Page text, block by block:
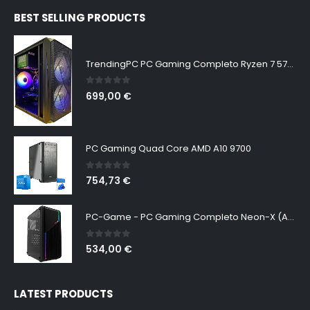
BEST SELLING PRODUCTS
TrendingPC PC Gaming Completo Ryzen 7 5700G Pro 8X 3,80Ghz • AMD Radeon Vega 8 Graphics • Windows 11 • WiFi • 16Gb RAM DDR4 RGB • 512Gb m.2 SSD • Monitor 24" 75hz • Teclado, Auriculares y ratón
0out of 5
699,00 €
PC Gaming Quad Core AMD A10 9700
0out of 5
754,73 €
PC-Game - PC Gaming Completo Neon-X (AMD Ryzen 7-5700G, 16GB RAM, 480GB SSD + 2TB HDD, Gráficos Radeon RX Vega 8, W11 Pro Preinstalado Sin Licencia). Ordenador de Sobremesa
0out of 5
534,00 €
LATEST PRODUCTS